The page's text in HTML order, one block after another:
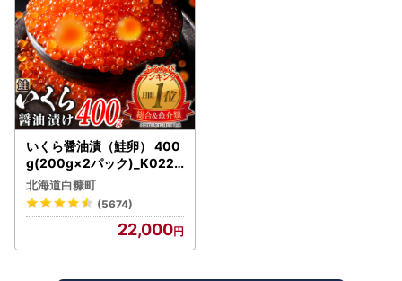
いくら醤油漬（鮭卵） 400
g(200g×2パック)_K022-
1676
北海道白糠町
(5674)
22,000